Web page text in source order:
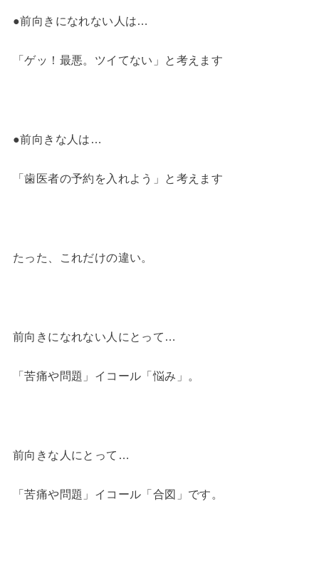
●前向きになれない人は…
「ゲッ！最悪。ツイてない」と考えます
●前向きな人は…
「歯医者の予約を入れよう」と考えます
たった、これだけの違い。
前向きになれない人にとって…
「苦痛や問題」イコール「悩み」。
前向きな人にとって…
「苦痛や問題」イコール「合図」です。